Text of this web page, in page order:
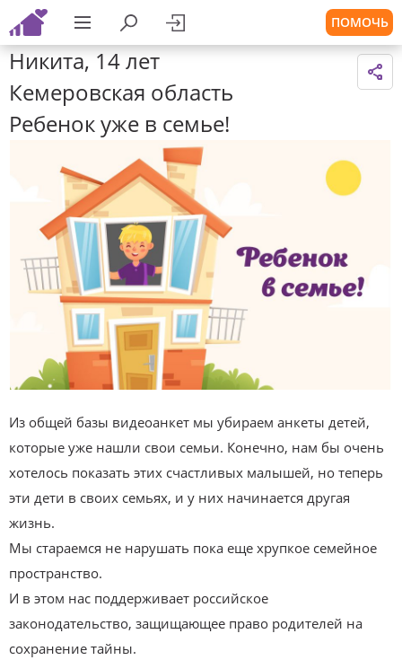
ПОМОЧЬ
Никита, 14 лет
Кемеровская область
Ребенок уже в семье!
Из общей базы видеоанкет мы убираем анкеты детей,
которые уже нашли свои семьи. Конечно, нам бы очень
хотелось показать этих счастливых малышей, но теперь
эти дети в своих семьях, и у них начинается другая
жизнь.
Мы стараемся не нарушать пока еще хрупкое семейное
пространство.
И в этом нас поддерживает российское
законодательство, защищающее право родителей на
сохранение тайны.